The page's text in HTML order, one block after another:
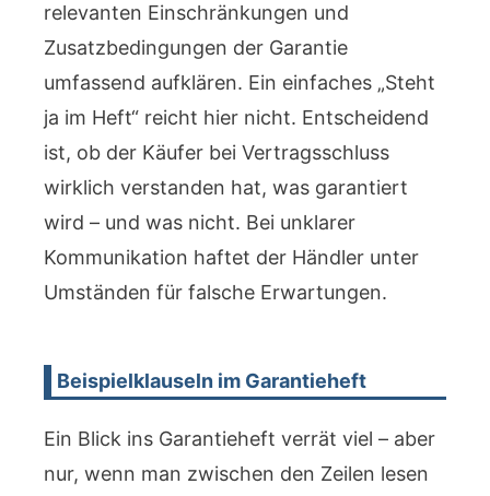
relevanten Einschränkungen und
Zusatzbedingungen der Garantie
umfassend aufklären. Ein einfaches „Steht
ja im Heft“ reicht hier nicht. Entscheidend
ist, ob der Käufer bei Vertragsschluss
wirklich verstanden hat, was garantiert
wird – und was nicht. Bei unklarer
Kommunikation haftet der Händler unter
Umständen für falsche Erwartungen.
Beispielklauseln im Garantieheft
Ein Blick ins Garantieheft verrät viel – aber
nur, wenn man zwischen den Zeilen lesen